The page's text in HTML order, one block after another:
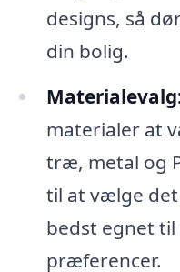
designs, så
din bolig.
materialer at
træ, metal og
til at vælge
bedst egnet
præferencer.